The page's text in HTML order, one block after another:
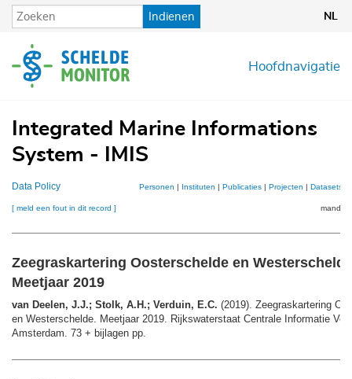
Overslaan
en
de
inhoud
Indienen NL
Hoofdnavigatie
Integrated Marine Informations
System - IMIS
Data Policy Personen | Instituten | Publicaties| Projecten | Datasets
[ meld een fout in dit record ] mandje
Zeegraskartering Oosterschelde en
Meetjaar 2019
van Deelen, J.J.; Stolk, A.H.; Verduin, E.C. (2019). Zeegraskartering
en Westerschelde. Meetjaar 2019. Rijkswaterstaat Centrale Informatie
Amsterdam. 73 + bijlagen pp.